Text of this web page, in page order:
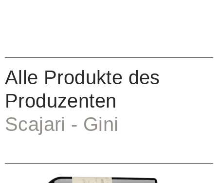
Alle Produkte des
Produzenten
Scajari - Gini